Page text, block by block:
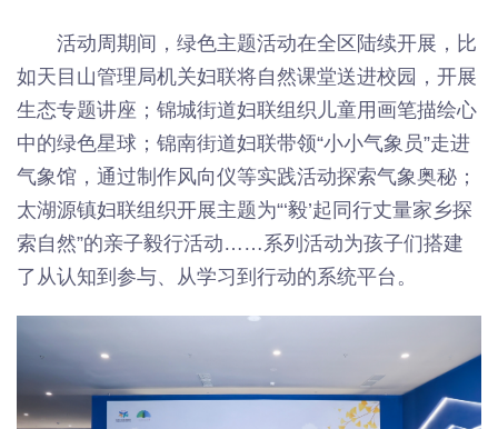
活动周期间，绿色主题活动在全区陆续开展，比
如天目山管理局机关妇联将自然课堂送进校园，开展
生态专题讲座；锦城街道妇联组织儿童用画笔描绘心
中的绿色星球；锦南街道妇联带领“小小气象员”走进
气象馆，通过制作风向仪等实践活动探索气象奥秘；
太湖源镇妇联组织开展主题为“‘毅’起同行丈量家乡探
索自然”的亲子毅行活动……系列活动为孩子们搭建
了从认知到参与、从学习到行动的系统平台。